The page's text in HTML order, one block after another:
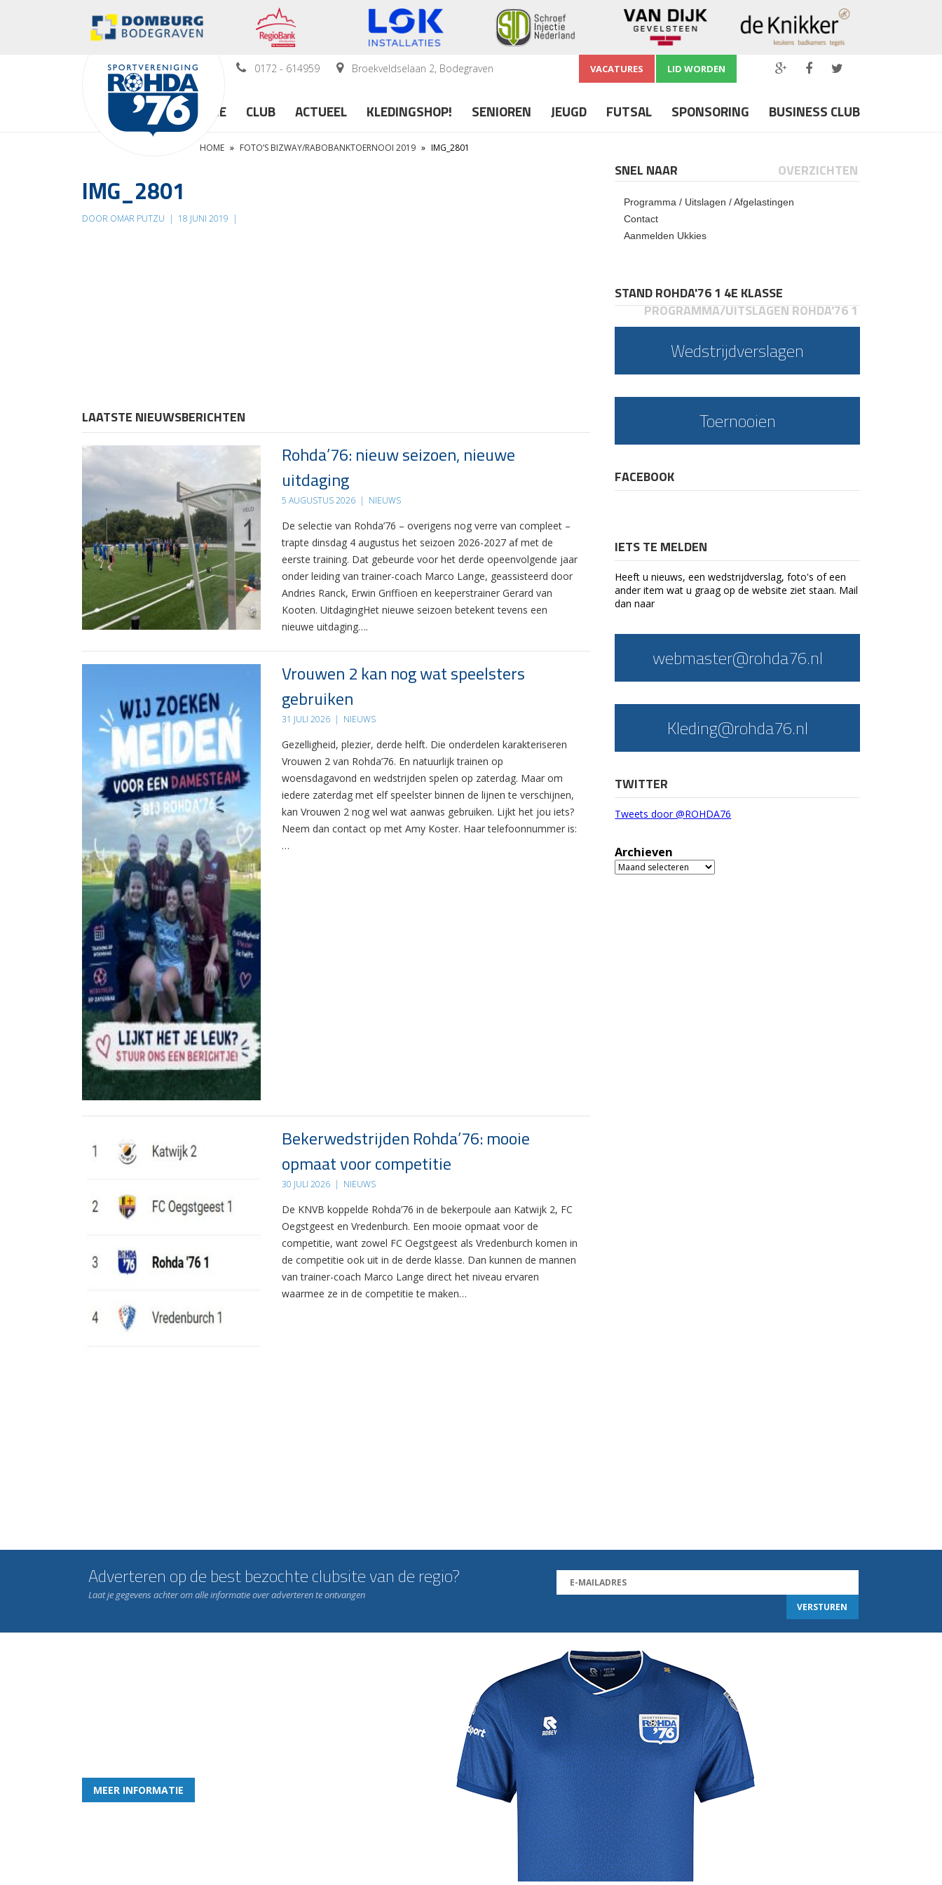
0172 - 614959 Broekveldselaan 2, Bodegraven VACATURES LID WORDEN
HOME CLUB ACTUEEL KLEDINGSHOP! SENIOREN JEUGD FUTSAL SPONSORING BUSINESS CLUB
HOME » FOTO’S BIZWAY/RABOBANKTOERNOOI 2019 » IMG_2801
IMG_2801
DOOR OMAR PUTZU | 18 JUNI 2019 |
LAATSTE NIEUWSBERICHTEN
Rohda’76: nieuw seizoen, nieuwe
uitdaging
5 AUGUSTUS 2026 | NIEUWS
De selectie van Rohda’76 – overigens nog verre van compleet –
trapte dinsdag 4 augustus het seizoen 2026-2027 af met de
eerste training. Dat gebeurde voor het derde opeenvolgende jaar
onder leiding van trainer-coach Marco Lange, geassisteerd door
Andries Ranck, Erwin Griffioen en keeperstrainer Gerard van
Kooten. UitdagingHet nieuwe seizoen betekent tevens een
nieuwe uitdaging….
Vrouwen 2 kan nog wat speelsters
gebruiken
31 JULI 2026 | NIEUWS
Gezelligheid, plezier, derde helft. Die onderdelen karakteriseren
Vrouwen 2 van Rohda’76. En natuurlijk trainen op
woensdagavond en wedstrijden spelen op zaterdag. Maar om
iedere zaterdag met elf speelster binnen de lijnen te verschijnen,
kan Vrouwen 2 nog wel wat aanwas gebruiken. Lijkt het jou iets?
Neem dan contact op met Amy Koster. Haar telefoonnummer is:
…
Bekerwedstrijden Rohda’76: mooie
opmaat voor competitie
30 JULI 2026 | NIEUWS
De KNVB koppelde Rohda’76 in de bekerpoule aan Katwijk 2, FC
Oegstgeest en Vredenburch. Een mooie opmaat voor de
competitie, want zowel FC Oegstgeest als Vredenburch komen in
de competitie ook uit in de derde klasse. Dan kunnen de mannen
van trainer-coach Marco Lange direct het niveau ervaren
waarmee ze in de competitie te maken…
SNEL NAAR OVERZICHTEN
Programma / Uitslagen / Afgelastingen
Contact
Aanmelden Ukkies
STAND ROHDA'76 1 4E KLASSE
PROGRAMMA/UITSLAGEN ROHDA'76 1
Wedstrijdverslagen
Toernooien
FACEBOOK
IETS TE MELDEN
Heeft u nieuws, een wedstrijdverslag, foto's of een
ander item wat u graag op de website ziet staan. Mail
dan naar
webmaster@rohda76.nl
Kleding@rohda76.nl
TWITTER
Tweets door @ROHDA76
Archieven
Archieven
Adverteren op de best bezochte clubsite van de regio?
Laat je gegevens achter om alle informatie over adverteren te ontvangen
MEER INFORMATIE